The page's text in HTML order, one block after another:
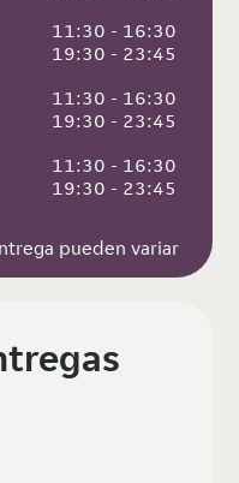
11:30 - 16:30
19:30 - 23:45
11:30 - 16:30
19:30 - 23:45
11:30 - 16:30
19:30 - 23:45
pueden variar